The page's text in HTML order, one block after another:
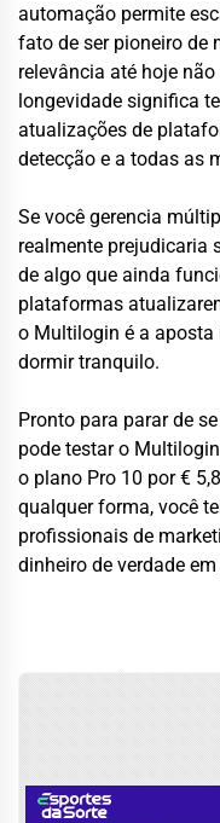
automação permite
fato de ser pioneiro de
relevância até hoje
longevidade significa
atualizações de
detecção e a todas as
Se você gerencia
realmente prejudicaria
de algo que ainda
plataformas
o Multilogin é a aposta
dormir tranquilo.
Pronto para parar de
pode testar o
o plano Pro 10 por €
qualquer forma, você
profissionais de
dinheiro de verdade